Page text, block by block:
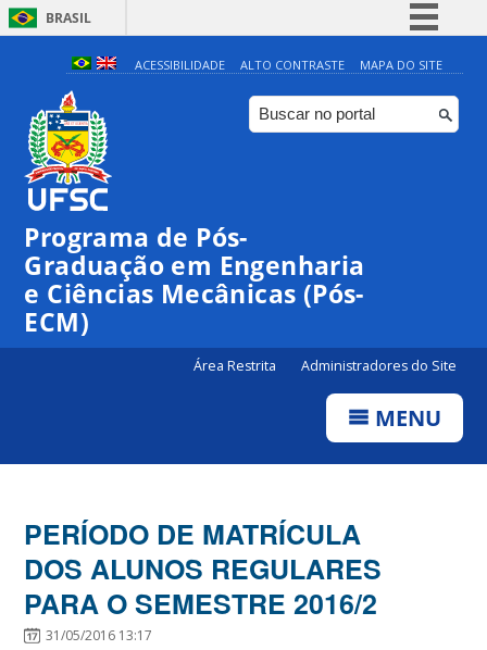
BRASIL
Simplifique!
Comunica BR
Participe
ACESSIBILIDADE ALTO CONTRASTE MAPA DO SITE
Programa de Pós-
Graduação em Engenharia
e Ciências Mecânicas (Pós-
ECM)
Área Restrita Administradores do Site
MENU
PERÍODO DE MATRÍCULA
DOS ALUNOS REGULARES
PARA O SEMESTRE 2016/2
31/05/2016 13:17